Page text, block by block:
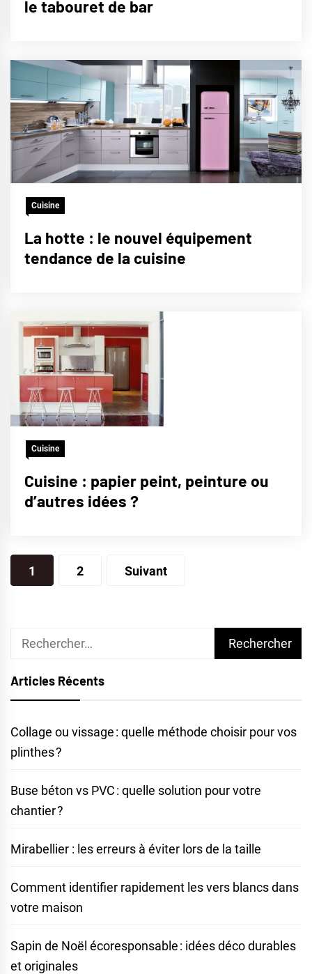
le tabouret de bar
Cuisine
La hotte : le nouvel équipement
tendance de la cuisine
Cuisine
Cuisine : papier peint, peinture ou
d’autres idées ?
Pagination
des
1 2 Suivant
Rechercher :
Articles Récents
Collage ou vissage : quelle méthode choisir pour vos
plinthes ?
Buse béton vs PVC : quelle solution pour votre
chantier ?
Mirabellier : les erreurs à éviter lors de la taille
Comment identifier rapidement les vers blancs dans
votre maison
Sapin de Noël écoresponsable : idées déco durables
et originales